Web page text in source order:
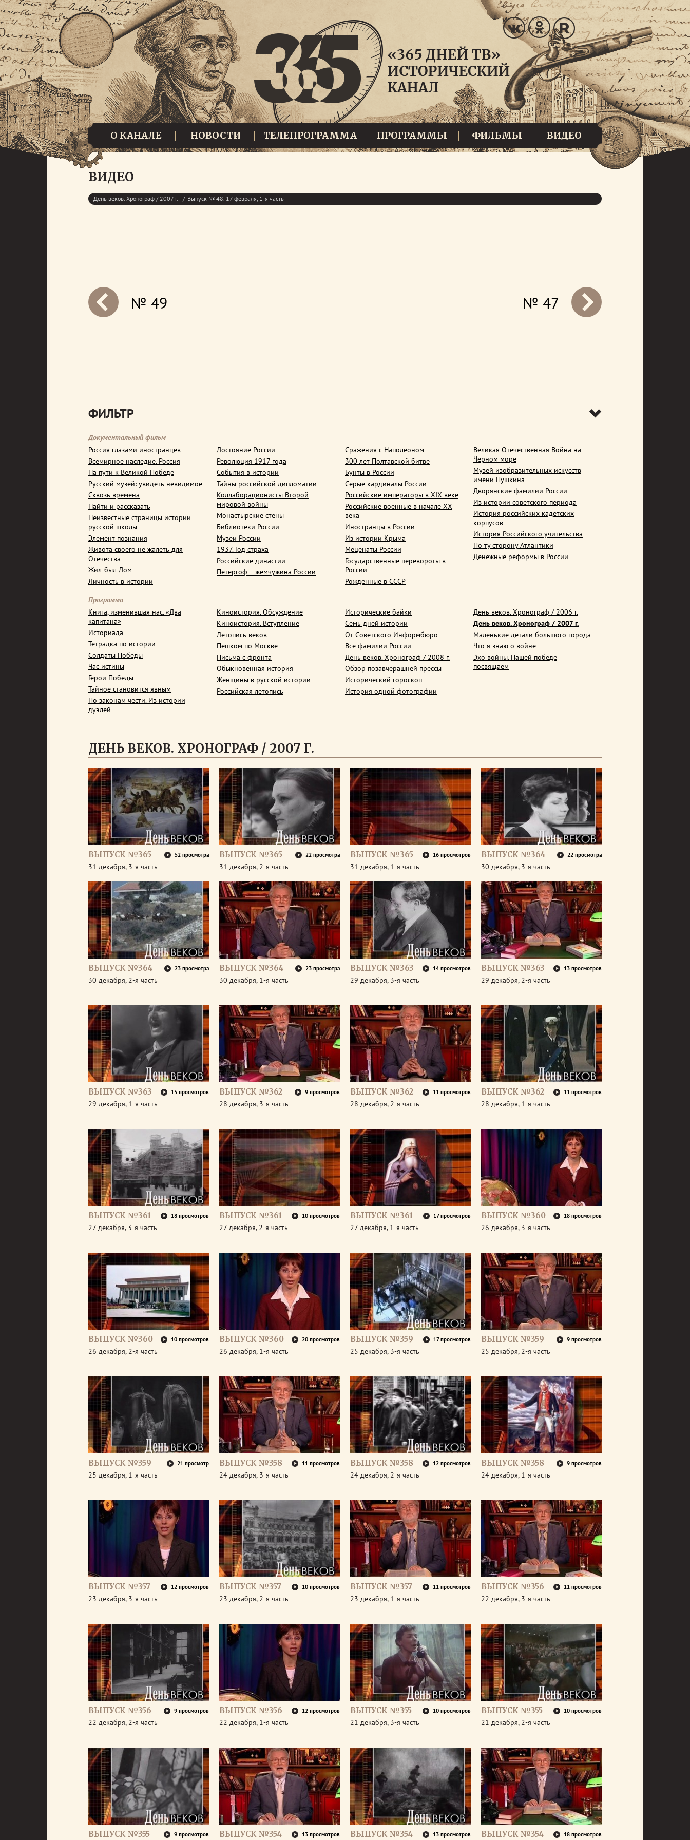
О КАНАЛЕ НОВОСТИ ТЕЛЕПРОГРАММА ПРОГРАММЫ ФИЛЬМЫ ВИДЕО
ВИДЕО
День веков. Хронограф / 2007 г. Выпуск № 48. 17 февраля, 1-я часть
prev
№ 47
№ 49
ФИЛЬТР
Документальный фильм
Россия глазами иностранцев
Всемирное наследие. Россия
На пути к Великой Победе
Русский музей: увидеть невидимое
Сквозь времена
Найти и рассказать
Неизвестные страницы истории
русской школы
Элемент познания
Живота своего не жалеть для
Отечества
Жил-был Дом
Личность в истории
Достояние России
Революция 1917 года
События в истории
Тайны российской дипломатии
Коллаборационисты Второй
мировой войны
Монастырские стены
Библиотеки России
Музеи России
1937. Год страха
Российские династии
Петергоф – жемчужина России
Сражения с Наполеоном
300 лет Полтавской битве
Бунты в России
Серые кардиналы России
Российские императоры в XIX веке
Российские военные в начале ХХ
века
Иностранцы в России
Из истории Крыма
Меценаты России
Государственные перевороты в
России
Рожденные в СССР
Великая Отечественная Война на
Черном море
Музей изобразительных искусств
имени Пушкина
Дворянские фамилии России
Из истории советского периода
История российских кадетских
корпусов
История Российского учительства
По ту сторону Атлантики
Денежные реформы в России
Программа
Книга, изменившая нас. «Два
капитана»
Историада
Тетрадка по истории
Солдаты Победы
Час истины
Герои Победы
Тайное становится явным
По законам чести. Из истории
дуэлей
Киноистория. Обсуждение
Киноистория. Вступление
Летопись веков
Пешком по Москве
Письма с фронта
Обыкновенная история
Женщины в русской истории
Российская летопись
Исторические байки
Семь дней истории
От Советского Информбюро
Все фамилии России
День веков. Хронограф / 2008 г.
Обзор позавчерашней прессы
Исторический гороскоп
История одной фотографии
День веков. Хронограф / 2006 г.
День веков. Хронограф / 2007 г.
Маленькие детали большого города
Что я знаю о войне
Эхо войны. Нашей победе
посвящаем
ДЕНЬ ВЕКОВ. ХРОНОГРАФ / 2007 Г.
ВЫПУСК №365 52 просмотра
31 декабря, 3-я часть
ВЫПУСК №365 22 просмотра
31 декабря, 2-я часть
ВЫПУСК №365 16 просмотров
31 декабря, 1-я часть
ВЫПУСК №364 22 просмотра
30 декабря, 3-я часть
ВЫПУСК №364 23 просмотра
30 декабря, 2-я часть
ВЫПУСК №364 23 просмотра
30 декабря, 1-я часть
ВЫПУСК №363 14 просмотров
29 декабря, 3-я часть
ВЫПУСК №363 13 просмотров
29 декабря, 2-я часть
ВЫПУСК №363 15 просмотров
29 декабря, 1-я часть
ВЫПУСК №362 9 просмотров
28 декабря, 3-я часть
ВЫПУСК №362 11 просмотров
28 декабря, 2-я часть
ВЫПУСК №362 11 просмотров
28 декабря, 1-я часть
ВЫПУСК №361 18 просмотров
27 декабря, 3-я часть
ВЫПУСК №361 10 просмотров
27 декабря, 2-я часть
ВЫПУСК №361 17 просмотров
27 декабря, 1-я часть
ВЫПУСК №360 18 просмотров
26 декабря, 3-я часть
ВЫПУСК №360 10 просмотров
26 декабря, 2-я часть
ВЫПУСК №360 20 просмотров
26 декабря, 1-я часть
ВЫПУСК №359 17 просмотров
25 декабря, 3-я часть
ВЫПУСК №359 9 просмотров
25 декабря, 2-я часть
ВЫПУСК №359 21 просмотр
25 декабря, 1-я часть
ВЫПУСК №358 11 просмотров
24 декабря, 3-я часть
ВЫПУСК №358 12 просмотров
24 декабря, 2-я часть
ВЫПУСК №358 9 просмотров
24 декабря, 1-я часть
ВЫПУСК №357 12 просмотров
23 декабря, 3-я часть
ВЫПУСК №357 10 просмотров
23 декабря, 2-я часть
ВЫПУСК №357 11 просмотров
23 декабря, 1-я часть
ВЫПУСК №356 11 просмотров
22 декабря, 3-я часть
ВЫПУСК №356 9 просмотров
22 декабря, 2-я часть
ВЫПУСК №356 12 просмотров
22 декабря, 1-я часть
ВЫПУСК №355 10 просмотров
21 декабря, 3-я часть
ВЫПУСК №355 10 просмотров
21 декабря, 2-я часть
ВЫПУСК №355 9 просмотров ВЫПУСК №354 13 просмотров ВЫПУСК №354 13 просмотров ВЫПУСК №354 18 просмотров